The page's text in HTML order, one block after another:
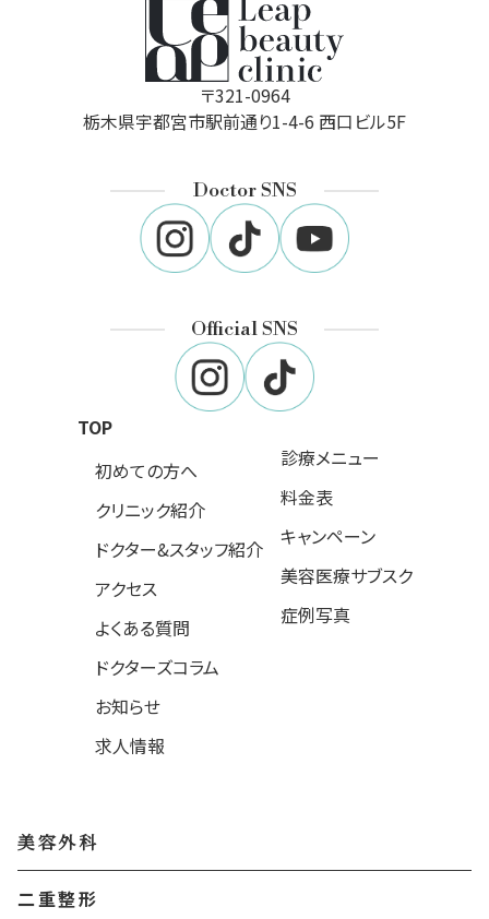
〒321-0964
栃木県宇都宮市駅前通り1-4-6 西口ビル5F
Doctor SNS
Official SNS
TOP
初めての方へ
クリニック紹介
ドクター&スタッフ紹介
アクセス
よくある質問
ドクターズコラム
お知らせ
求人情報
診療メニュー
料金表
キャンペーン
美容医療サブスク
症例写真
美容外科
二重整形